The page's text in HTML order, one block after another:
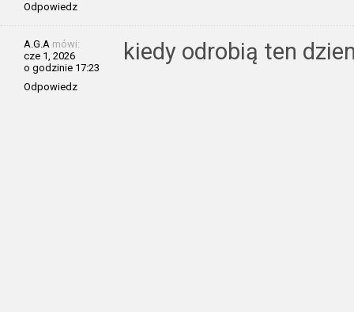
Odpowiedz
A.G.A mówi:
cze 1, 2026
o godzinie 17:23
Odpowiedz
kiedy odrobią ten